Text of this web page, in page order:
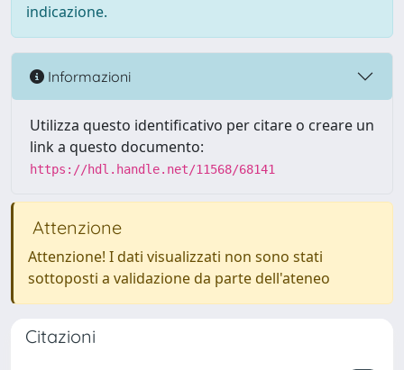
indicazione.
Informazioni
Utilizza questo identificativo per citare o creare un
link a questo documento:
https://hdl.handle.net/11568/68141
Attenzione
Attenzione! I dati visualizzati non sono stati
sottoposti a validazione da parte dell'ateneo
Citazioni